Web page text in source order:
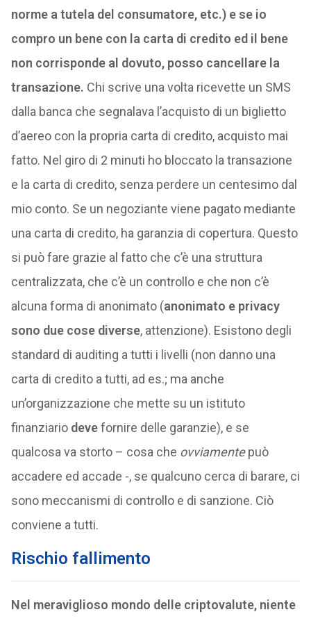
norme a tutela del consumatore, etc.) e se io
compro un bene con la carta di credito ed il bene
non corrisponde al dovuto, posso cancellare la
transazione. Chi scrive una volta ricevette un SMS
dalla banca che segnalava l’acquisto di un biglietto
d’aereo con la propria carta di credito, acquisto mai
fatto. Nel giro di 2 minuti ho bloccato la transazione
e la carta di credito, senza perdere un centesimo dal
mio conto. Se un negoziante viene pagato mediante
una carta di credito, ha garanzia di copertura. Questo
si può fare grazie al fatto che c’è una struttura
centralizzata, che c’è un controllo e che non c’è
alcuna forma di anonimato (anonimato e privacy
sono due cose diverse, attenzione). Esistono degli
standard di auditing a tutti i livelli (non danno una
carta di credito a tutti, ad es.; ma anche
un’organizzazione che mette su un istituto
finanziario devefornire delle garanzie), e se
qualcosa va storto – cosa che ovviamentepuò
accadere ed accade -, se qualcuno cerca di barare, ci
sono meccanismi di controllo e di sanzione. Ciò
conviene a tutti.
Rischio fallimento
Nel meraviglioso mondo delle criptovalute, niente